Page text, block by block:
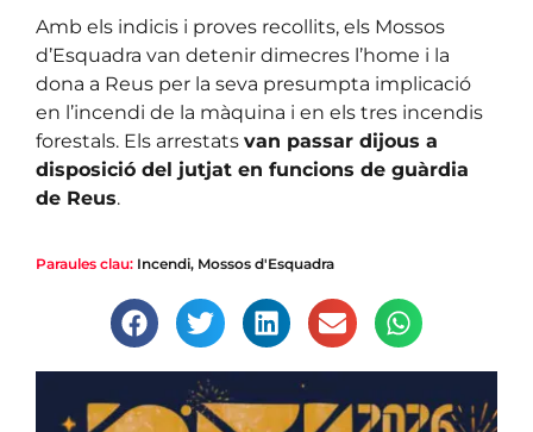
Amb els indicis i proves recollits, els Mossos
d’Esquadra van detenir dimecres l’home i la
dona a Reus per la seva presumpta implicació
en l’incendi de la màquina i en els tres incendis
forestals. Els arrestats van passar dijous a
disposició del jutjat en funcions de guàrdia
de Reus.
Paraules clau: Incendi, Mossos d'Esquadra